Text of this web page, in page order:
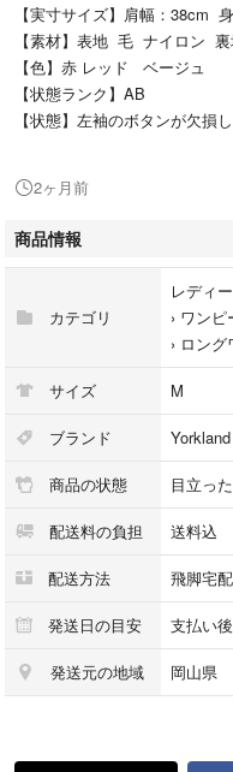
【実寸サイズ】肩幅：
【素材】表地 毛 ナイロン
【色】赤 レッド ベージュ
【状態ランク】AB
【状態】左袖のボタンが欠損
はなく、問題なくご使用い
【付属品】ベルト
商品のお問い合わせの回答を
★本商品は一点物です
他サイトや店舗にて販売して
ることもございます。予めご
こちらの商品はラクマ公式パ
2ヶ月前
商品情報
カテゴリ
レディ
› ワンピ
› ロン
サイズ M
ブランド Yorkland
商品の状態 目立っ
配送料の負担 送料込
配送方法 飛脚宅
発送日の目安 支払い
発送元の地域 岡山県